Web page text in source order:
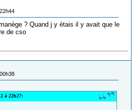
? Quand j y étais il y avait que le
de cso
à 22h27: